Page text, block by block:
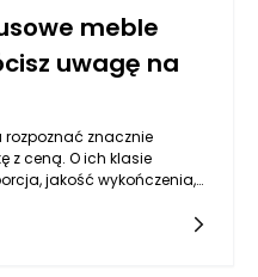
meble
uwagę na
rozpoznać znacznie
z ceną. O ich klasie
jakość wykończenia,